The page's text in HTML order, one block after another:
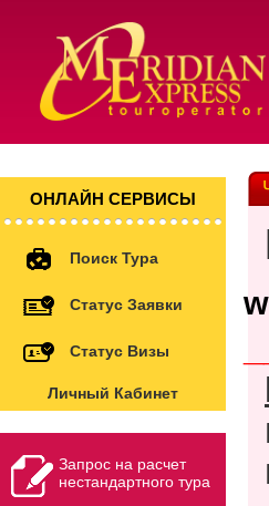
ОНЛАЙН СЕРВИСЫ
Поиск Тура
Статус Заявки
Статус Визы
Личный Кабинет
Запрос на расчет
нестандартного тура